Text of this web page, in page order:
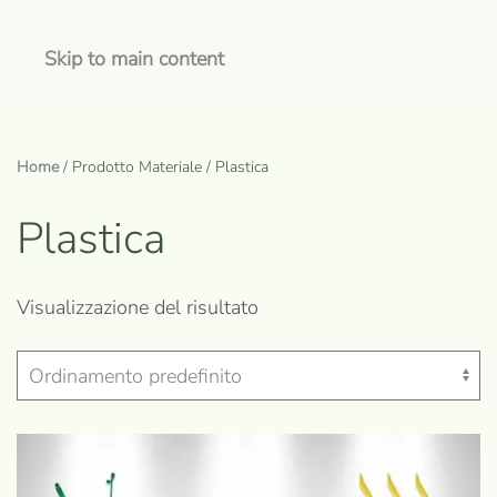
Skip to main content
Home/ Prodotto Materiale / Plastica
Plastica
Visualizzazione del risultato